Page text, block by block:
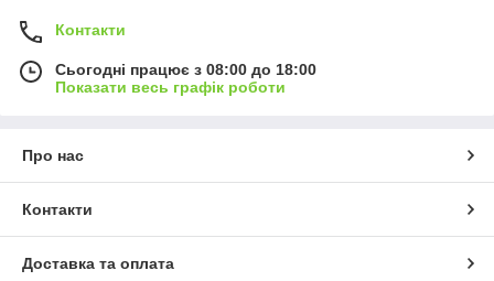
Контакти
Сьогодні працює з 08:00 до 18:00
Показати весь графік роботи
Про нас
Контакти
Доставка та оплата